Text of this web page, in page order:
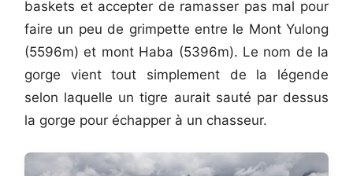
baskets et accepter de ramasser pas mal pour
faire un peu de grimpette entre le Mont Yulong
(5596m) et mont Haba (5396m). Le nom de la
gorge vient tout simplement de la légende
selon laquelle un tigre aurait sauté par dessus
la gorge pour échapper à un chasseur.